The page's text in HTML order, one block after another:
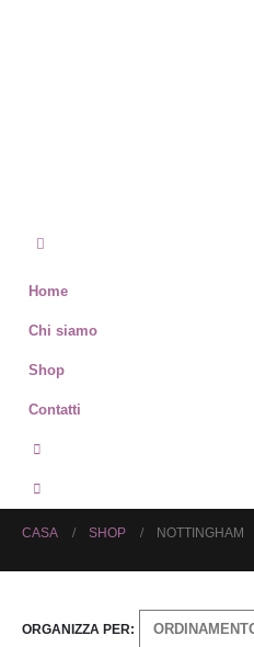
Home
Chi siamo
Shop
Contatti
CASA SHOP NOTTINGHAM
ORGANIZZA PER: